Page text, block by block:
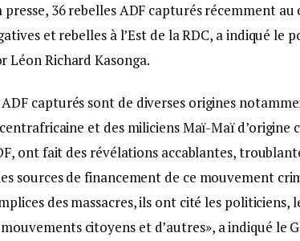
presse, 36 rebelles ADF capturés récemment
et rebelles à l’Est de la RDC, a indiqué le
Léon Richard Kasonga.
capturés sont de diverses origines
et des miliciens Maï-Maï d’origine
ont fait des révélations accablantes,
sources de financement de ce mouvement
des massacres, ils ont cité les politiciens,
citoyens et d’autres», a indiqué le